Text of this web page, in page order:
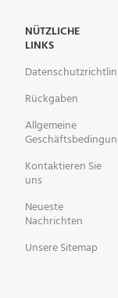
NÜTZLICHE
LINKS
Rückgaben
Allgemeine
Kontaktieren Sie
uns
Neueste
Nachrichten
Unsere Sitemap